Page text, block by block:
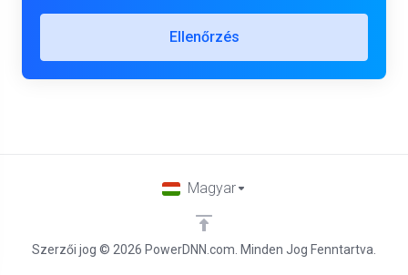
Ellenőrzés
Szerzői jog © 2026 PowerDNN.com. Minden Jog Fenntartva.
Magyar